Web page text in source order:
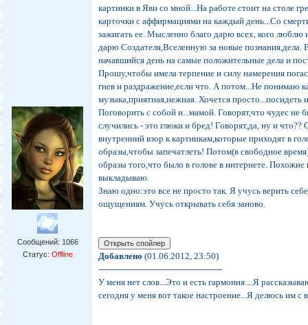
Сообщений: 1066
Статус: Offline
картинки в Яви со мной...На работе стоит на столе
карточки с аффирмациями на каждый день...Со
зажигать ее. Мысленно благо дарю всех, кого люблю
дарю Создателя,Вселенную за новые познания,дела.
начавшийся день на самые положительные дела и
Прошу,чтобы имела терпение и силу намерения
гнев и раздражение,если что. А потом...Не понимаю
музыка,приятная,нежная. Хочется просто...посидеть
Поговорить с собой и...мамой. Говорят,что чудес не
случились - это глюки и бред! Говорят,да, ну и
внутренний взор к картинкам,которые приходят в
образы,чтобы запечатлеть! Потом(в свободное
образы того,что было в голове в интернете. Похожие
выкладываю.
Знаю одно:это все не просто так. Я учусь верить
ощущениям. Учусь открывать себя заново.
Добавлено (01.06.2012, 23:50)
---------------------------------------------
У меня нет слов...Это и есть гармония....Я
сегодня у меня вот такое настроение...Я делюсь им с